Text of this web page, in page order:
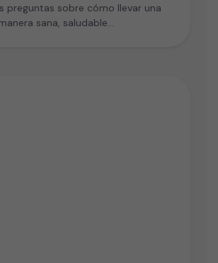
preguntas sobre cómo llevar una
sana, saludable…